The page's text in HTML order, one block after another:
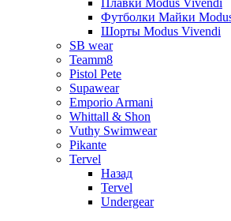
Плавки Modus Vivendi
Футболки Майки
Шорты Modus Vivendi
SB wear
Teamm8
Pistol Pete
Supawear
Emporio Armani
Whittall & Shon
Vuthy Swimwear
Pikante
Tervel
Назад
Tervel
Undergear